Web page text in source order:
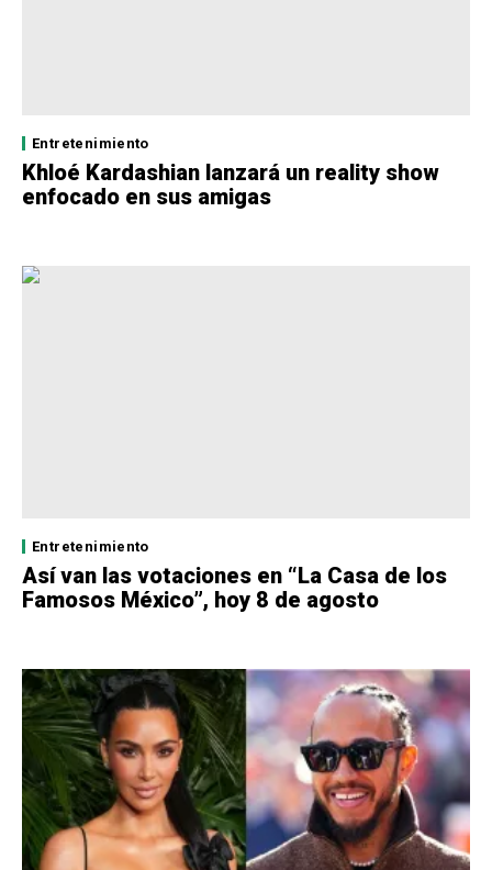
Entretenimiento
Khloé Kardashian lanzará un reality show
enfocado en sus amigas
Entretenimiento
Así van las votaciones en “La Casa de los
Famosos México”, hoy 8 de agosto